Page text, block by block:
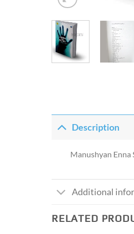
Description
Manushyan Enna
Additional
RELATED